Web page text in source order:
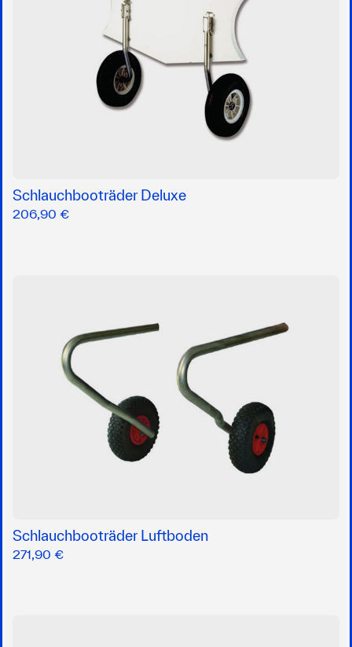
Schlauchbooträder Deluxe
206,90 €
Schlauchbooträder Luftboden
271,90 €